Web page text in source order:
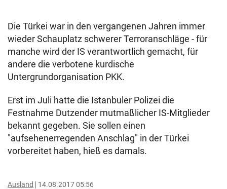
Die Türkei war in den vergangenen Jahren immer
wieder Schauplatz schwerer Terroranschläge - für
manche wird der IS verantwortlich gemacht, für
andere die verbotene kurdische
Untergrundorganisation PKK.
Erst im Juli hatte die Istanbuler Polizei die
Festnahme Dutzender mutmaßlicher IS-Mitglieder
bekannt gegeben. Sie sollen einen
"aufsehenerregenden Anschlag" in der Türkei
vorbereitet haben, hieß es damals.
Ausland 14.08.2017 05:56